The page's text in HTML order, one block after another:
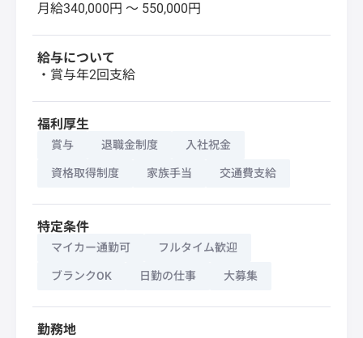
月給340,000円 〜 550,000円
給与について
・賞与年2回支給
福利厚生
賞与 退職金制度 入社祝金
資格取得制度 家族手当 交通費支給
特定条件
マイカー通勤可 フルタイム歓迎
ブランクOK 日勤の仕事 大募集
勤務地